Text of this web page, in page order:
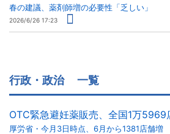
春の建議、薬剤師増の必要性「乏しい」
2026/6/26 17:23
行政・政治 一覧
OTC緊急避妊薬販売、全国1万5969
厚労省・今月3日時点、6月から1381店舗増